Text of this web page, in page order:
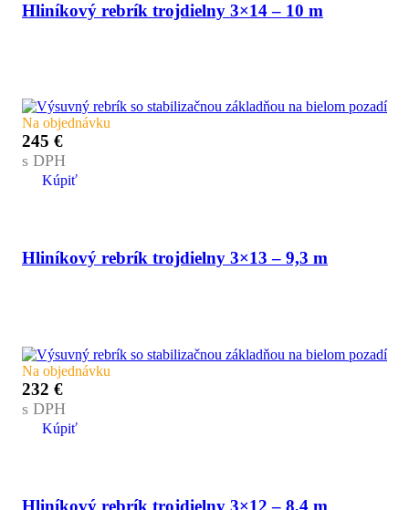
Hliníkový rebrík trojdielny 3×14 – 10 m
Na objednávku
245 €
s DPH
Kúpiť
Hliníkový rebrík trojdielny 3×13 – 9,3 m
Na objednávku
232 €
s DPH
Kúpiť
Hliníkový rebrík trojdielny 3×12 – 8,4 m